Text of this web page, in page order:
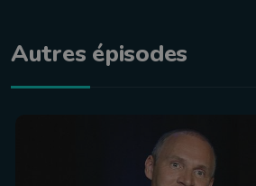
Autres épisodes